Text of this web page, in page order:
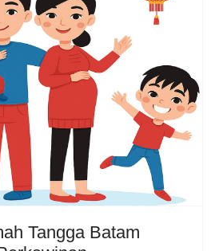
Tangga Batam